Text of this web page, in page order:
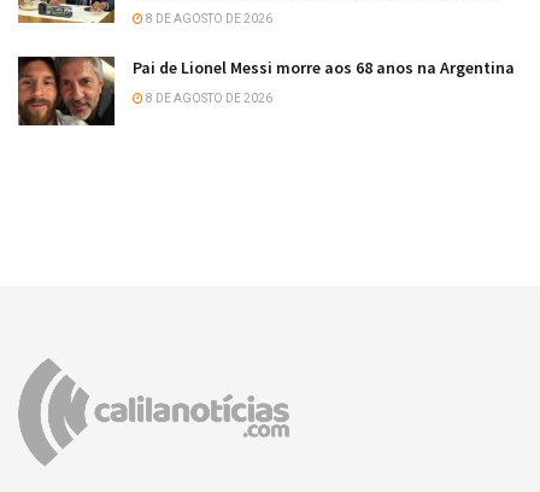
8 DE AGOSTO DE 2026
Pai de Lionel Messi morre aos 68 anos na Argentina
8 DE AGOSTO DE 2026